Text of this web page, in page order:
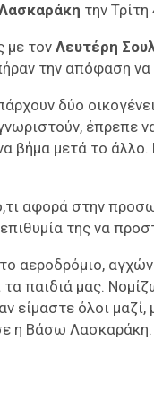
την
με τον Λευτέρη
την απόφαση να
δύο
έπρεπε
βήμα μετά το
αφορά στην
της να
αεροδρόμιο,
παιδιά μας.
όλοι μαζί,
η Βάσω Λασκαράκη.